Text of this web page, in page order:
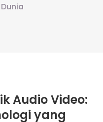
Audio Video:
yang